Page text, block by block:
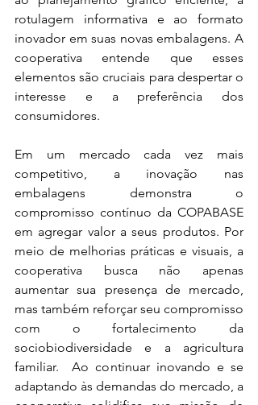
rotulagem informativa e ao formato
inovador em suas novas embalagens. A
cooperativa entende que esses
elementos são cruciais para despertar o
interesse e a preferência dos
consumidores.
Em um mercado cada vez mais
competitivo, a inovação nas
embalagens demonstra o
compromisso contínuo da COPABASE
em agregar valor a seus produtos. Por
meio de melhorias práticas e visuais, a
cooperativa busca não apenas
aumentar sua presença de mercado,
mas também reforçar seu compromisso
com o fortalecimento da
sociobiodiversidade e a agricultura
familiar.  Ao continuar inovando e se
adaptando às demandas do mercado, a